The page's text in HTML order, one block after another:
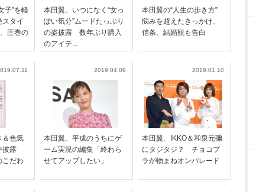
子”を軽
タイ
圧巻の
本田翼、いつになく“女っ
ぽい気分”ムードたっぷり
の姿披露 数年ぶり購入
のアイテ...
本田翼の“人生の歩き方”
悩みを超えたきっかけ、
信条、結婚観も告白
＆色気
披露
こだわ
2019.04.09
本田翼、平成のうちにゲ
ーム実況の編集「終わら
せてアップしたい」
2019.01.10
本田翼、IKKO＆和泉元彌
にタジタジ？ チョコプ
ラが物まねオンパレード